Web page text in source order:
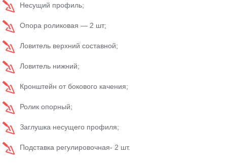
Несущий профиль;
Опора роликовая — 2 шт;
Ловитель верхний составной;
Ловитель нижний;
Кронштейн от бокового качения;
Ролик опорный;
Заглушка несущего профиля;
Подставка регулировочная- 2 шт.